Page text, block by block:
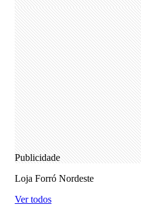
Publicidade
Loja Forró Nordeste
Ver todos